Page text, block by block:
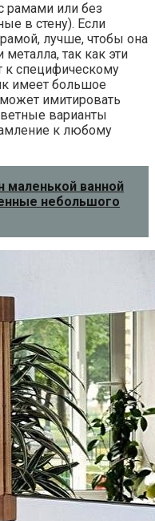
рамами или без
в стену). Если
лучше, чтобы она
так как эти
к специфическому
имеет большое
имитировать
варианты
к любому
маленькой ванной
небольшого